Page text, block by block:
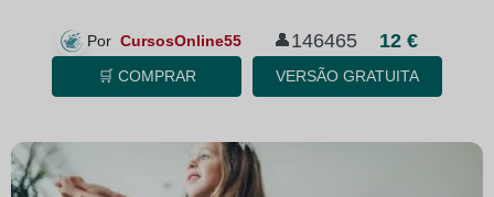
Por CursosOnline55 👤146465 12 €
🛒 COMPRAR VERSÃO GRATUITA